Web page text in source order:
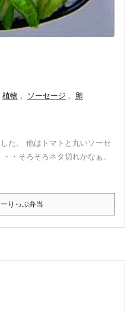
植物 , ソーセージ , 卵
た。 他はトマトと丸いソーセ
・そろそろネタ切れかなぁ。
りっぷ弁当